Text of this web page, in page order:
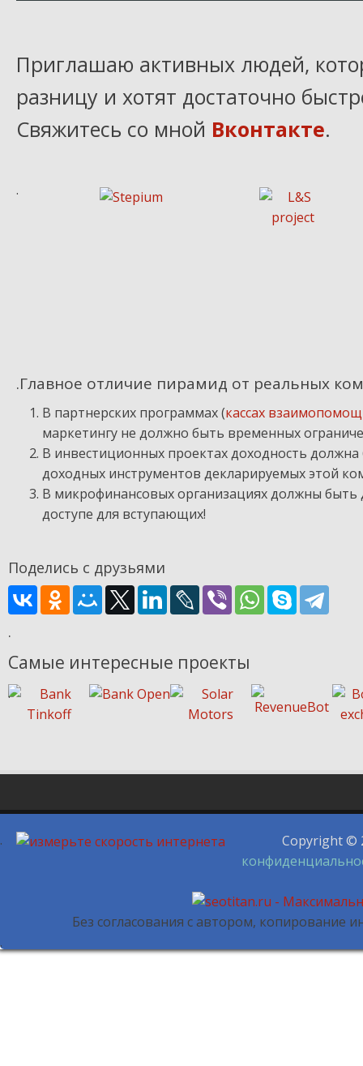
Приглашаю активных людей,
разницу и хотят достаточно
Свяжитесь со мной Вконтакте.
.
.Главное отличие пирамид от реальных
В партнерских программах (кассах
маркетингу не должно быть временных
В инвестиционных проектах доходность
доходных инструментов декларируемых этой
В микрофинансовых организациях должны
доступе для вступающих!
Поделись с друзьями
.
Самые интересные проекты
.
.
Copyright ©
Без согласования с автором, копирование
.